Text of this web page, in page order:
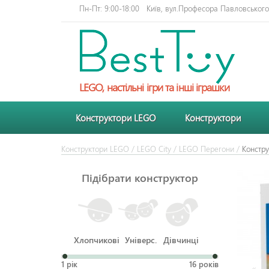
Пн-Пт: 9:00-18:00 Київ, вул.Професора
LEGO, настільні ігри та інші іграшки
Конструктори LEGO Конструктори
Конструктори LEGO / LEGO City / LEGO Перегони /
Підібрати конструктор
Хлопчикові Універс. Дівчинці
1 рік 16 років